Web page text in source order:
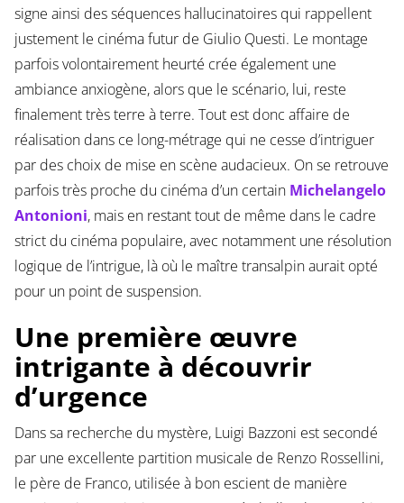
signe ainsi des séquences hallucinatoires qui rappellent
justement le cinéma futur de Giulio Questi. Le montage
parfois volontairement heurté crée également une
ambiance anxiogène, alors que le scénario, lui, reste
finalement très terre à terre. Tout est donc affaire de
réalisation dans ce long-métrage qui ne cesse d’intriguer
par des choix de mise en scène audacieux. On se retrouve
parfois très proche du cinéma d’un certain Michelangelo
Antonioni, mais en restant tout de même dans le cadre
strict du cinéma populaire, avec notamment une résolution
logique de l’intrigue, là où le maître transalpin aurait opté
pour un point de suspension.
Une première œuvre
intrigante à découvrir
d’urgence
Dans sa recherche du mystère, Luigi Bazzoni est secondé
par une excellente partition musicale de Renzo Rossellini,
le père de Franco, utilisée à bon escient de manière